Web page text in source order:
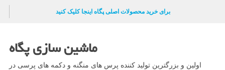
برای خرید محصولات اصلی پگاه اینجا کلیک کنید
ماشین سازی پگاه
اولین و بزرگترین تولید کننده پرس های منگنه و دکمه های پرسی در